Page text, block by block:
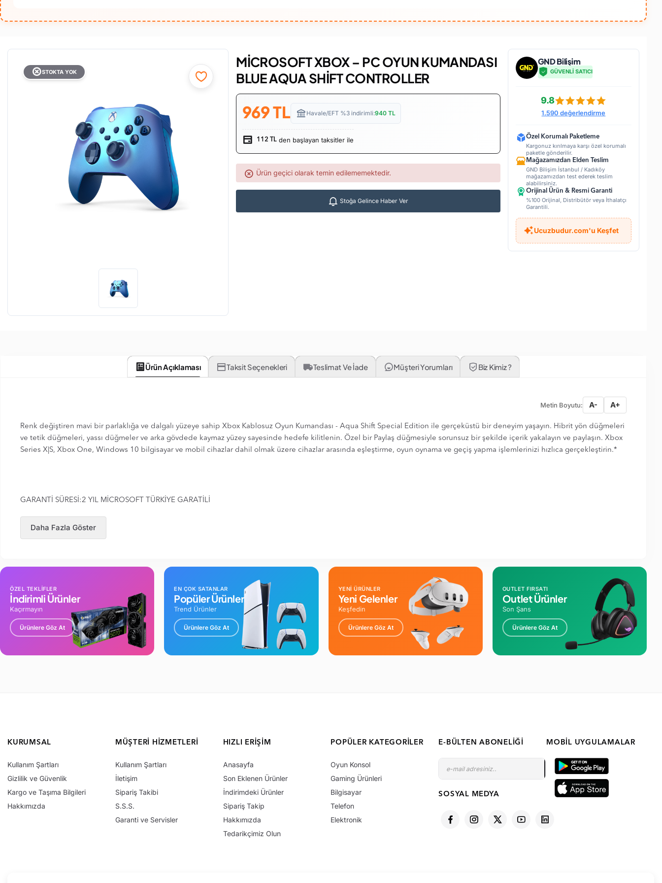
STOKTA YOK
MİCROSOFT XBOX – PC OYUN KUMANDASI
BLUE AQUA SHİFT CONTROLLER
969TL Havale/EFT %3 indirimli:940 TL
112 TL den başlayan taksitler ile
Ürün geçici olarak temin edilememektedir.
Stoğa Gelince Haber Ver
GND Bilişim
GÜVENLİ SATICI
9.8
1.590 değerlendirme
Özel Korumalı Paketleme
Kargonuz kırılmaya karşı özel korumalı
paketle gönderilir.
Mağazamızdan Elden Teslim
GND Bilişim İstanbul / Kadıköy
mağazamızdan test ederek teslim
alabilirsiniz.
Orijinal Ürün & Resmi Garanti
%100 Orijinal, Distribütör veya İthalatçı
Garantili.
Ucuzbudur.com'u Keşfet
Ürün Açıklaması Taksit Seçenekleri Teslimat Ve İade Müşteri Yorumları Biz Kimiz ?
Metin Boyutu: A- A+
Renk değiştiren mavi bir parlaklığa ve dalgalı yüzeye sahip Xbox Kablosuz Oyun Kumandası - Aqua Shift Special Edition ile gerçeküstü bir deneyim yaşayın. Hibrit yön düğmeleri
ve tetik düğmeleri, yassı düğmeler ve arka gövdede kaymaz yüzey sayesinde hedefe kilitlenin. Özel bir Paylaş düğmesiyle sorunsuz bir şekilde içerik yakalayın ve paylaşın. Xbox
Series X|S, Xbox One, Windows 10 bilgisayar ve mobil cihazlar dahil olmak üzere cihazlar arasında eşleştirme, oyun oynama ve geçiş yapma işlemlerinizi hızlıca gerçekleştirin.*
GARANTİ SÜRESİ:2 YIL MİCROSOFT TÜRKİYE GARATİLİ
Daha Fazla Göster
ÖZEL TEKLİFLER
İndirimli Ürünler
Kaçırmayın
Ürünlere Göz At
EN ÇOK SATANLAR
Popüler Ürünler
Trend Ürünler
Ürünlere Göz At
YENİ ÜRÜNLER
Yeni Gelenler
Keşfedin
Ürünlere Göz At
OUTLET FIRSATI
Outlet Ürünler
Son Şans
Ürünlere Göz At
KURUMSAL
Kullanım Şartları
Gizlilik ve Güvenlik
Kargo ve Taşıma Bilgileri
Hakkımızda
MÜŞTERI HIZMETLERI
Kullanım Şartları
İletişim
Sipariş Takibi
S.S.S.
Garanti ve Servisler
HIZLI ERIŞIM
Anasayfa
Son Eklenen Ürünler
İndirimdeki Ürünler
Sipariş Takip
Hakkımızda
Tedarikçimiz Olun
POPÜLER KATEGORILER
Oyun Konsol
Gaming Ürünleri
Bilgisayar
Telefon
Elektronik
E-BÜLTEN ABONELIĞI
SOSYAL MEDYA
MOBIL UYGULAMALAR